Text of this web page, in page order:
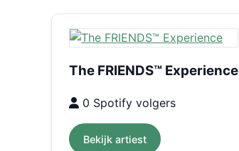
The FRIENDS™ Experience
0 Spotify volgers
Bekijk artiest